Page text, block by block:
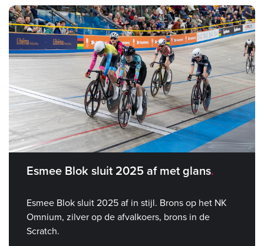
Esmee Blok sluit 2025 af met glans
Esmee Blok sluit 2025 af in stijl. Brons op het NK
Omnium, zilver op de afvalkoers, brons in de
Scratch.